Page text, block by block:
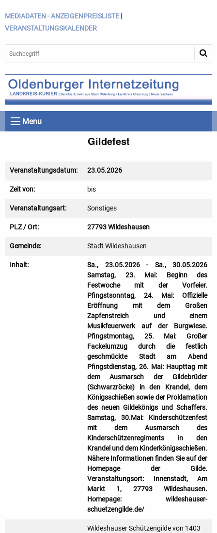
MEDIADATEN - ANZEIGENPREISLISTE |
VERANSTALTUNGSKALENDER
Menu
Gildefest
Veranstaltungsdatum: 23.05.2026
Zeit von: bis
Veranstaltungsart: Sonstiges
PLZ / Ort: 27793 Wildeshausen
Gemeinde: Stadt Wildeshausen
Inhalt:
Sa., 23.05.2026 - Sa., 30.05.2026
Samstag, 23. Mai: Beginn des
Festwoche mit der Vorfeier.
Pfingstsonntag, 24. Mai: Offizielle
Eröffnung mit dem Großen
Zapfenstreich und einem
Musikfeuerwerk auf der Burgwiese.
Pfingstmontag, 25. Mai: Großer
Fackelumzug durch die festlich
geschmückte Stadt am Abend
Pfingstdienstag, 26. Mai: Haupttag mit
dem Ausmarsch der Gildebrüder
(Schwarzröcke) in den Krandel, dem
Königsschießen sowie der Proklamation
des neuen Gildekönigs und Schaffers.
Samstag, 30.Mai: Kinderschützenfest
mit dem Ausmarsch des
Kinderschützenregiments in den
Krandel und dem Kinderkönigsschießen.
Nähere Informationen finden Sie auf der
Homepage der Gilde.
Veranstaltungsort: Innenstadt, Am
Markt 1, 27793 Wildeshausen.
Homepage: wildeshauser-
schuetzengilde.de/
Wildeshauser Schützengilde von 1403